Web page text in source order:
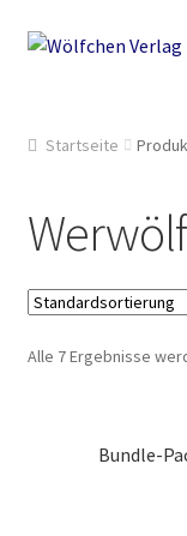
Zur
Springe
AGB
Anthologien
Ausschreibung
Ausschreibungen
Startseite
Alle 7 Ergebnisse
Bundle-